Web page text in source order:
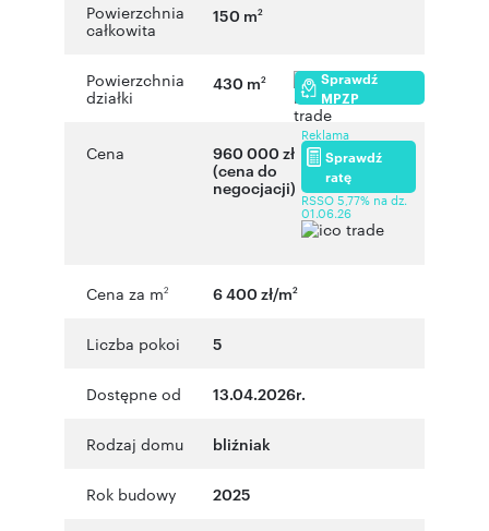
Powierzchnia
całkowita
150 m2
Powierzchnia
działki
430 m2
Sprawdź
MPZP
Cena
960 000 zł
(cena do
negocjacji)
Reklama
Sprawdź
ratę
RSSO 5,77% na dz.
01.06.26
Cena za m2 6 400 zł/m2
Liczba pokoi 5
Dostępne od 13.04.2026r.
Rodzaj domu bliźniak
Rok budowy 2025